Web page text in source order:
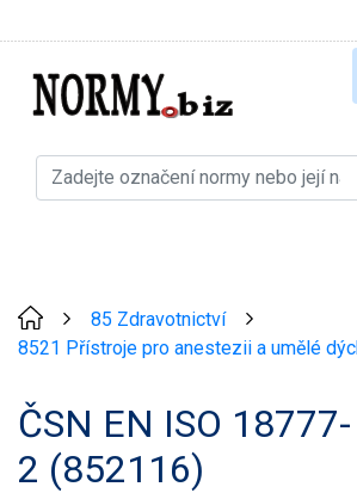
85 Zdravotnictví
8521 Přístroje pro anestezii a umělé
ČSN EN ISO 18777-
2 (852116)